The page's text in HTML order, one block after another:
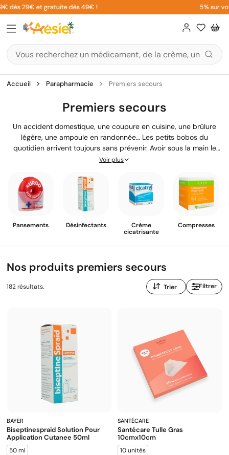
Aller
au
contenu
29€ et gratuite dès 49€ ! 5% sur votre
Accueil Parapharmacie Premiers secours
Premiers secours
Un accident domestique, une coupure en cuisine, une brûlure
légère, une ampoule en randonnée… Les petits bobos du
quotidien arrivent toujours sans prévenir. Avoir sous la main le
bon matériel de premiers secours fait toute la différence pour
nécessaire pour constituer votre trousse de secours idéale :
pansements, compresses stériles, désinfectants, bandages et
accessoires indispensables. Que ce soit pour équiper votre
armoire à pharmacie familiale, votre voiture ou partir en voyage,
vous trouverez ici des produits de qualité pharmaceutique,
sélectionnés par nos pharmaciens.
Voir plus
Pansements Désinfectants
Crème
cicatrisante
Compresses
Nos produits premiers secours
182 résultats.
Trier
par
Filtrer
BAYER
Biseptinespraid Solution Pour
Application Cutanee 50ml
50 ml
SANTÉCARE
Santécare Tulle Gras
10cmx10cm
10 unités